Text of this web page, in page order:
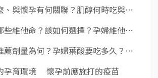
、與懷孕有何關聯？肌醇何時吃與⋯
些維他命？該如何選擇？孕婦維他⋯
薦劑量為何？孕婦葉酸要吃多久？⋯
孕育環境 懷孕前應施打的疫苗